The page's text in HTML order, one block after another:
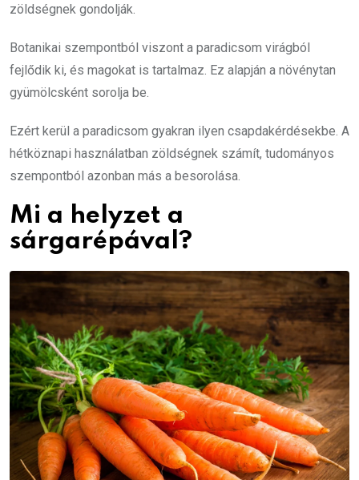
zöldségnek gondolják.
Botanikai szempontból viszont a paradicsom virágból
fejlődik ki, és magokat is tartalmaz. Ez alapján a növénytan
gyümölcsként sorolja be.
Ezért kerül a paradicsom gyakran ilyen csapdakérdésekbe. A
hétköznapi használatban zöldségnek számít, tudományos
szempontból azonban más a besorolása.
Mi a helyzet a
sárgarépával?